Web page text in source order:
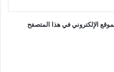
الإلكتروني في هذا المتصفح